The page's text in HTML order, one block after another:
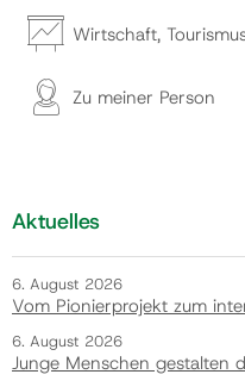
Wirtschaft,
Zu meiner Person
Aktuelles
6. August 2026
Vom Pionierprojekt zum
6. August 2026
Junge Menschen gestalten